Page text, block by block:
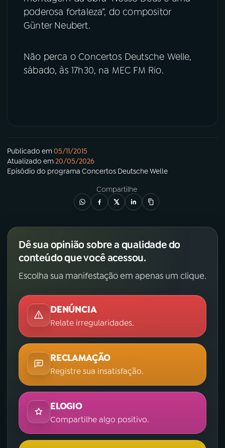
poderosa fortaleza”, do compositor
Günter Neubert.
Não perca o Concertos Deutsche Welle,
sábado, às 17h30, na MEC FM Rio.
Publicado em05/11/2015
Atualizado em20/05/2026
Episódio do programa Concertos Deutsche Welle
Compartilhe
Dê sua opinião sobre a qualidade do
conteúdo que você acessou.
Escolha sua manifestação em apenas um clique.
DENÚNCIA
Relate irregularidades.
RECLAMAÇÃO
Registre sua insatisfação.
ELOGIO
Compartilhe algo positivo.